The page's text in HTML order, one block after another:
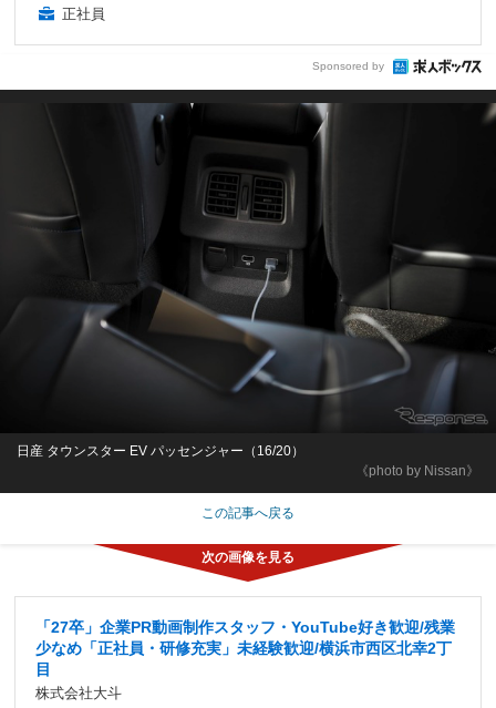
正社員
Sponsored by
《photo by Nissan》
日産 タウンスター EV パッセンジャー（16/20）
この記事へ戻る
「27卒」企業PR動画制作スタッフ・YouTube好き歓迎/残業
少なめ「正社員・研修充実」未経験歓迎/横浜市西区北幸2丁
目
株式会社大斗